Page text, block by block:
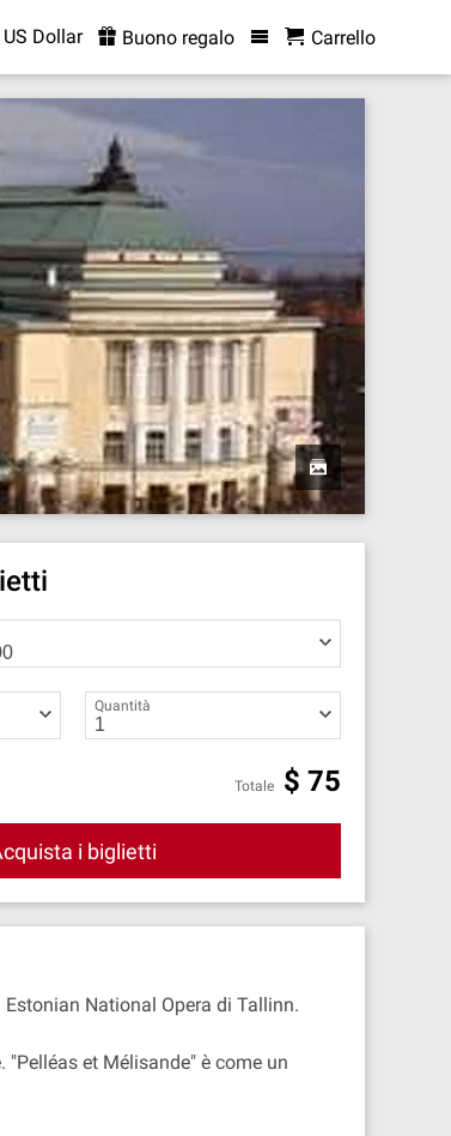
US Dollar Buono regalo Carrello
Quantità
Totale $ 75
i biglietti
National Opera di Tallinn.
et Mélisande" è come un